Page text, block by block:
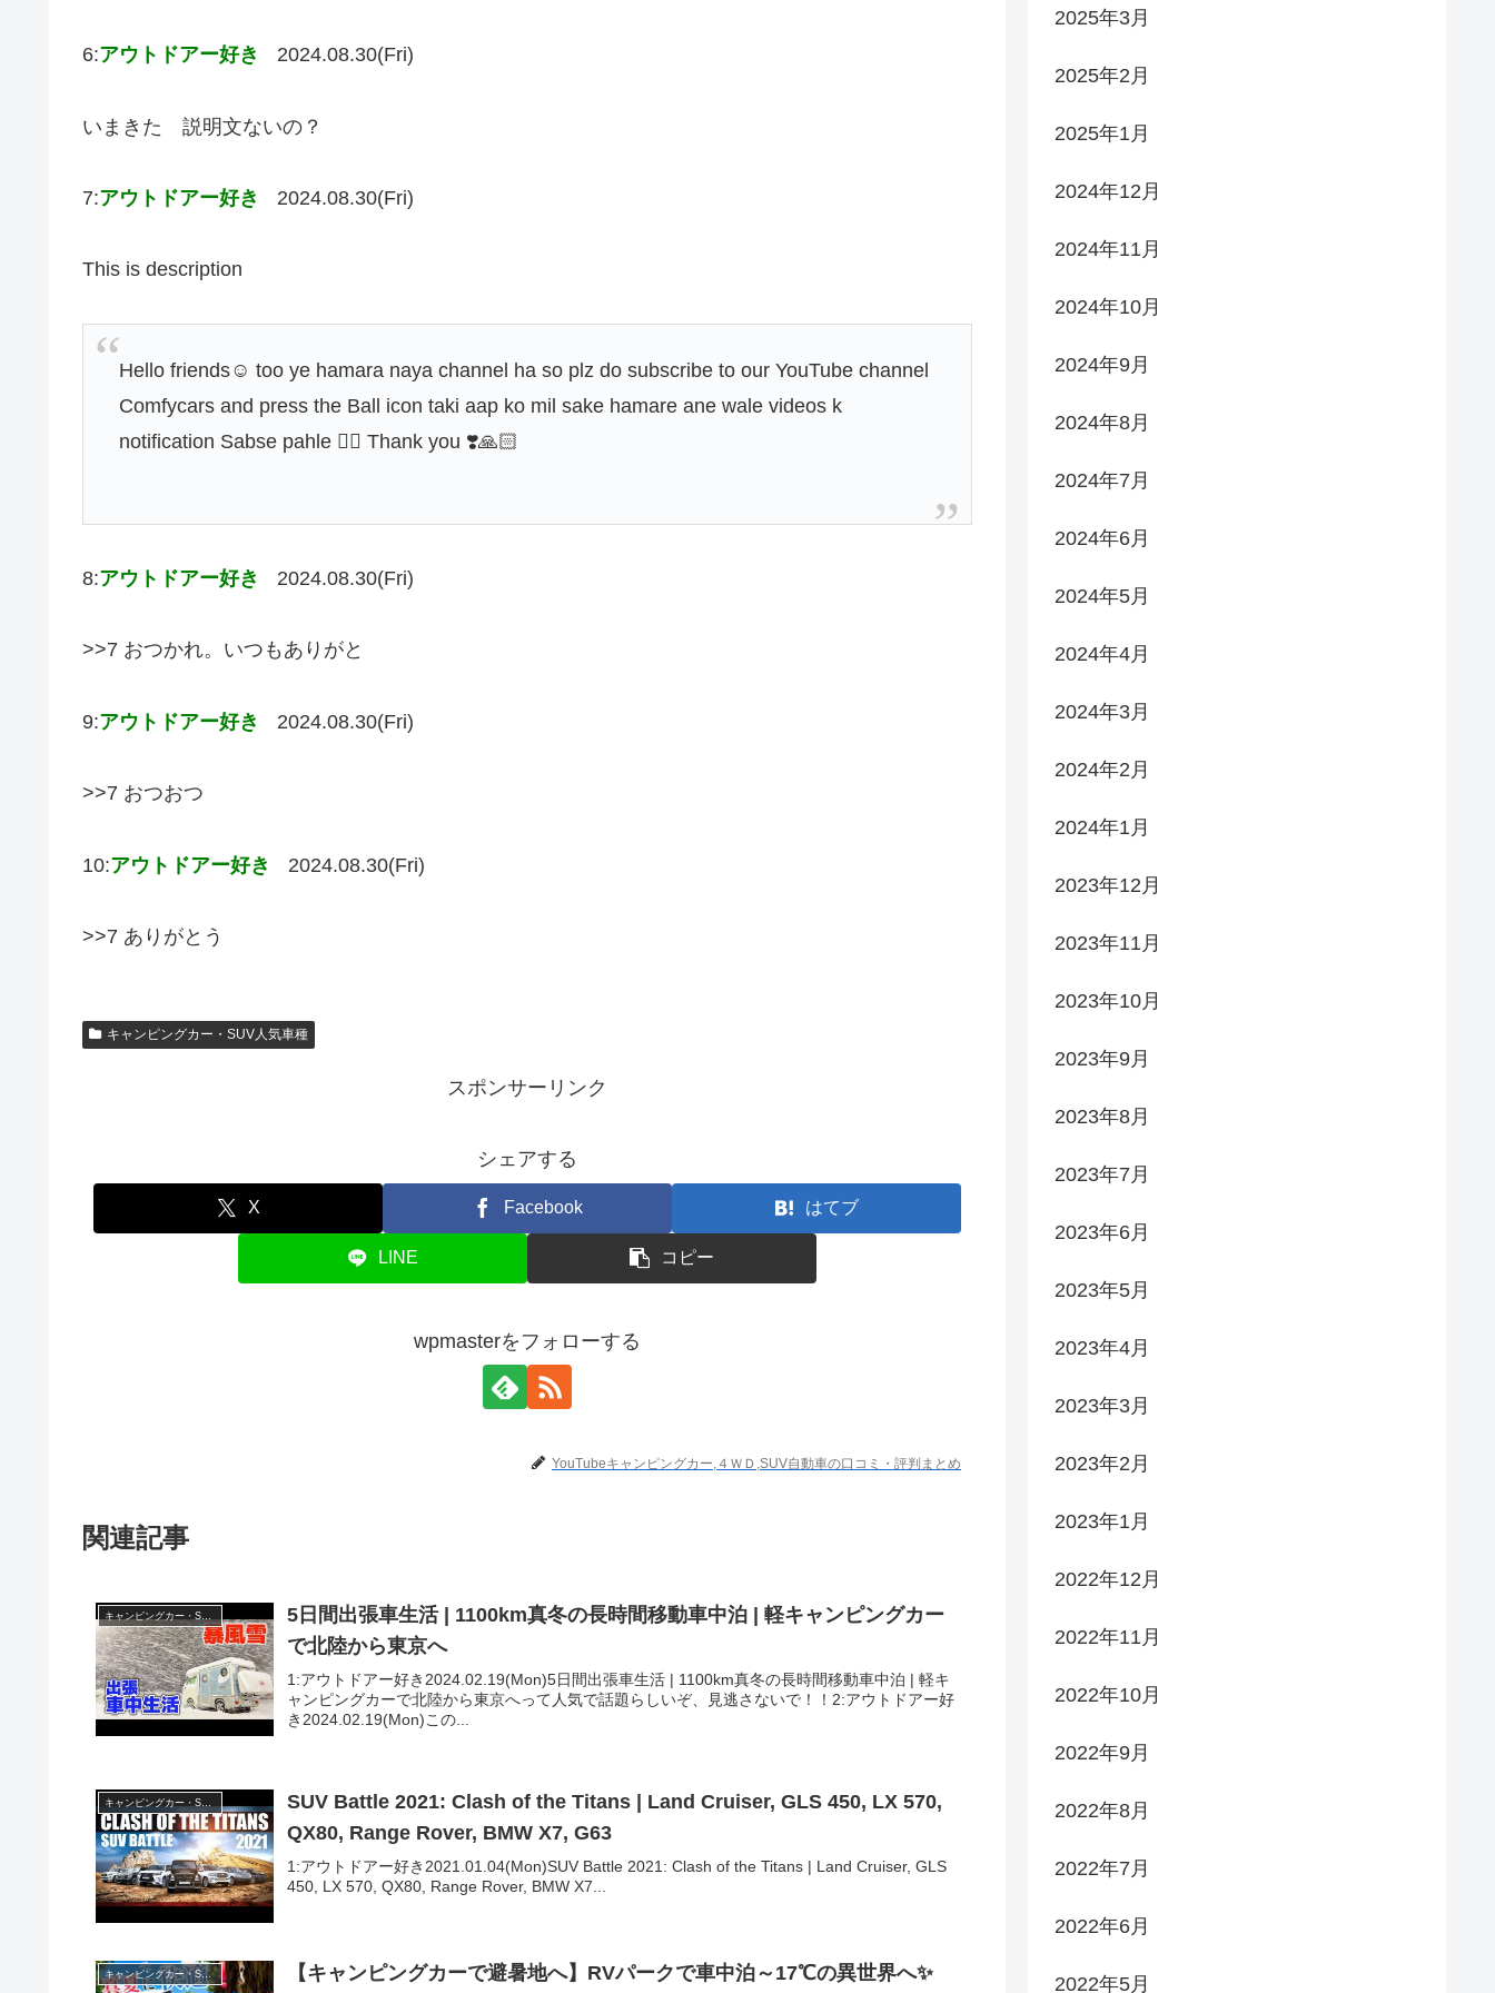
6:アウトドアー好き 2024.08.30(Fri)
いまきた 説明文ないの？
7:アウトドアー好き 2024.08.30(Fri)
This is description
Hello friends☺️ too ye hamara naya channel ha so plz do subscribe to our YouTube channel
Comfycars and press the Ball icon taki aap ko mil sake hamare ane wale videos k
notification Sabse pahle 👍🏻 Thank you ❣️🙏🏻
8:アウトドアー好き 2024.08.30(Fri)
>>7 おつかれ。いつもありがと
9:アウトドアー好き 2024.08.30(Fri)
>>7 おつおつ
10:アウトドアー好き 2024.08.30(Fri)
>>7 ありがとう
キャンピングカー・SUV人気車種
スポンサーリンク
シェアする
X Facebook はてブ
LINE コピー
wpmasterをフォローする
YouTubeキャンピングカー,４ＷＤ,SUV自動車の口コミ・評判まとめ
関連記事
5日間出張車生活 | 1100km真冬の長時間移動車中泊 | 軽キャンピングカー
で北陸から東京へ
1:アウトドアー好き2024.02.19(Mon)5日間出張車生活 | 1100km真冬の長時間移動車中泊 | 軽キ
ャンピングカーで北陸から東京へって人気で話題らしいぞ、見逃さないで！！2:アウトドアー好
き2024.02.19(Mon)この...
キャンピングカー・SUV人気車種
SUV Battle 2021: Clash of the Titans | Land Cruiser, GLS 450, LX 570,
QX80, Range Rover, BMW X7, G63
1:アウトドアー好き2021.01.04(Mon)SUV Battle 2021: Clash of the Titans | Land Cruiser, GLS
450, LX 570, QX80, Range Rover, BMW X7...
キャンピングカー・SUV人気車種 【キャンピングカーで避暑地へ】RVパークで車中泊～17℃の異世界へ✨
2025年3月
2025年2月
2025年1月
2024年12月
2024年11月
2024年10月
2024年9月
2024年8月
2024年7月
2024年6月
2024年5月
2024年4月
2024年3月
2024年2月
2024年1月
2023年12月
2023年11月
2023年10月
2023年9月
2023年8月
2023年7月
2023年6月
2023年5月
2023年4月
2023年3月
2023年2月
2023年1月
2022年12月
2022年11月
2022年10月
2022年9月
2022年8月
2022年7月
2022年6月
2022年5月